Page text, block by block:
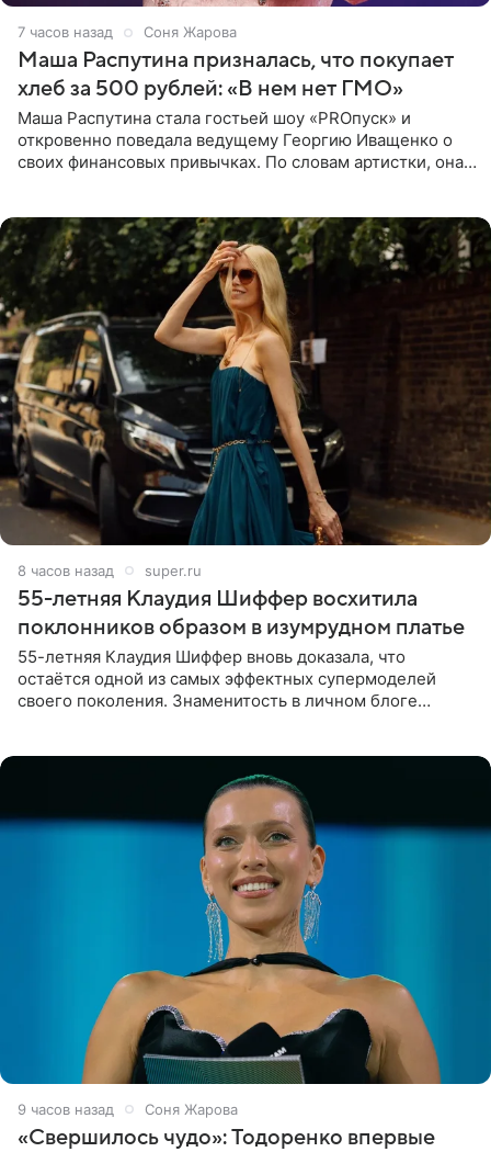
7 часов назад Соня Жарова
Маша Распутина призналась, что покупает
хлеб за 500 рублей: «В нем нет ГМО»
Маша Распутина стала гостьей шоу «PROпуск» и
откровенно поведала ведущему Георгию Иващенко о
своих финансовых привычках. По словам артистки, она
8 часов назад super.ru
55-летняя Клаудия Шиффер восхитила
поклонников образом в изумрудном платье
55-летняя Клаудия Шиффер вновь доказала, что
остаётся одной из самых эффектных супермоделей
своего поколения. Знаменитость в личном блоге
9 часов назад Соня Жарова
«Свершилось чудо»: Тодоренко впервые